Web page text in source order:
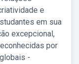
e
em sua
excepcional,
por
-